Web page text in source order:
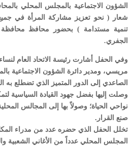
الشؤون الاجتماعية بالمجلس المحلي
شعار ( نحو تعزيز مشاركة المرأة في
تنمية مستدامة ) بحضور محافظ محافظة
الجفري.
وفي الحفل أشارت رئيسة الاتحاد العام
مريسي، ومدير دائرة الشؤون الاجتماعية
الصاعدي إلى الدور المتميز الذي تضطلع به
وصلت إليها بفضل جهود القيادة السياسية
نواحي الحياة؛ وصولاً بها إلى المجالس
صنع القرار.
تخلل الحفل الذي حضره عدد من مدراء
المجلس المحلي عدداً من الأغاني الشعبية